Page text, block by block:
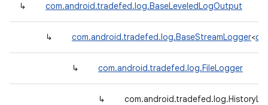
↳ com.android.tradefed.log.BaseLeveledLogOutput
↳ com.android.tradefed.log.BaseStreamLogger<
↳ com.android.tradefed.log.FileLogger
↳